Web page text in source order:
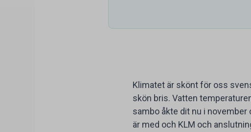
Klimatet är skönt för oss
skön bris. Vatten
sambo åkte dit nu i november
är med och KLM och